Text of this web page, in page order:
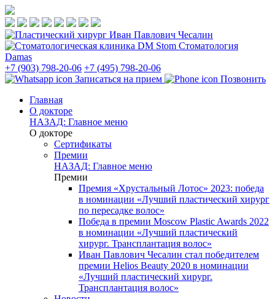
Стоматология
Damas
+7 (903) 798-20-06 +7 (495) 798-20-06
Записаться на прием
Позвонить
Главная
О докторе
НАЗАД: Главное меню
О докторе
Сертификаты
Премии
НАЗАД: Главное меню
Премии
Премия «Хрустальный Лотос» 2023: победа
в номинации «Лучший пластический хирург
по пересадке волос»
Победа в премии Moscow Plastic Awards 2022
в номинации «Лучший пластический
хирург. Трансплантация волос»
Иван Павлович Чесалин стал победителем
премии Helios Beauty 2020 в номинации
«Лучший пластический хирург.
Трансплантация волос»